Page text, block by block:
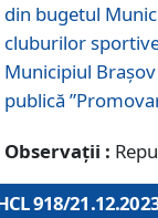
din bugetul
cluburilor
Municipiul
publică
Observații :
918/